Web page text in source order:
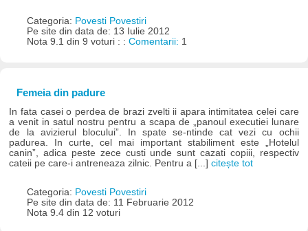
Categoria: Povesti Povestiri
Pe site din data de: 13 Iulie 2012
Nota 9.1 din 9 voturi : : Comentarii: 1
Femeia din padure
In fata casei o perdea de brazi zvelti ii apara intimitatea celei care
a venit in satul nostru pentru a scapa de „panoul executiei lunare
de la avizierul blocului”. In spate se-ntinde cat vezi cu ochii
padurea. In curte, cel mai important stabiliment este „Hotelul
canin”, adica peste zece custi unde sunt cazati copiii, respectiv
cateii pe care-i antreneaza zilnic. Pentru a [...]citește tot
Categoria: Povesti Povestiri
Pe site din data de: 11 Februarie 2012
Nota 9.4 din 12 voturi